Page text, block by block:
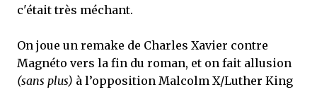
c'était très méchant.
On joue un remake de Charles Xavier contre
Magnéto vers la fin du roman, et on fait allusion
(sans plus) à l’opposition Malcolm X/Luther King